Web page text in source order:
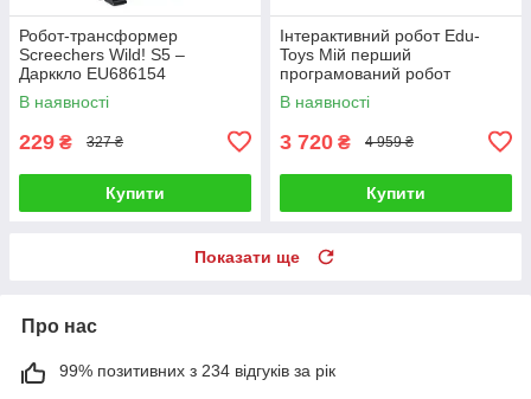
Робот-трансформер
Screechers Wild! S5 –
Дарккло EU686154
В наявності
229 ₴ 327 ₴
Купити
Інтерактивний робот Edu-
Toys Мій перший
програмований робот
В наявності
3 720 ₴ 4 959 ₴
Купити
Показати ще
Про нас
99% позитивних з 234 відгуків за рік